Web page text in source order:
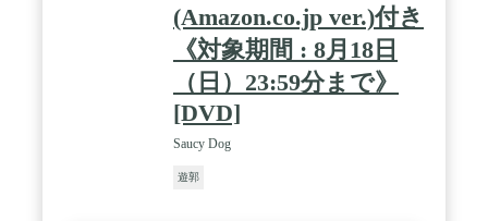
(Amazon.co.jp ver.)付き
《対象期間 : 8月18日
（日）23:59分まで》
[DVD]
Saucy Dog
遊郭